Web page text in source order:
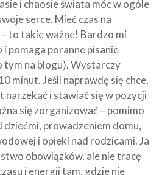
i chaosie świata móc w ogóle
serce. Mieć czas na
to takie ważne! Bardzo mi
i pomaga poranne pisanie
tym na blogu). Wystarczy
minut. Jeśli naprawdę się chce,
narzekać i stawiać się w pozycji
się zorganizować – pomimo
dziećmi, prowadzeniem domu,
i opieki nad rodzicami. Ja
obowiązków, ale nie tracę
i energii tam, gdzie nie